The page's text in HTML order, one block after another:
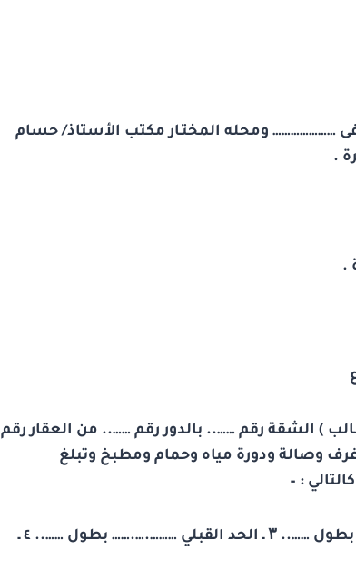
………………… ومحله المختـار مكتب الأستاذ/ حسام
.
.
) الشقة رقم …….. بالدور رقم …….. من العقار رقم
وصالة ودورة مياه وحمام ومطبخ وتبلغ
: –
۱ ـ الحد البحري ……………… بطول …….. ۲ ـ الحد الشرقي ……………… بطول …….. ۳ ـ الحد القبلي ……….….…… بطول …….. ٤ ـ